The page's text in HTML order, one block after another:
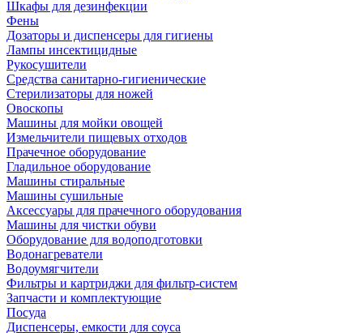
Шкафы для дезинфекции
Фены
Дозаторы и диспенсеры для гигиены
Лампы инсектицидные
Рукосушители
Средства санитарно-гигиенические
Стерилизаторы для ножей
Овоскопы
Машины для мойки овощей
Измельчители пищевых отходов
Прачечное оборудование
Гладильное оборудование
Машины стиральные
Машины сушильные
Аксессуары для прачечного оборудования
Машины для чистки обуви
Оборудование для водоподготовки
Водонагреватели
Водоумягчители
Фильтры и картриджи для фильтр-систем
Запчасти и комплектующие
Посуда
Диспенсеры, емкости для соуса